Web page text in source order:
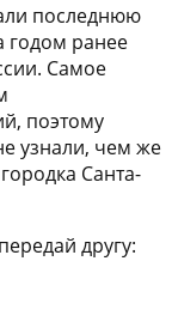
последнюю
годом ранее
Самое
поэтому
узнали, чем же
Санта-
другу: